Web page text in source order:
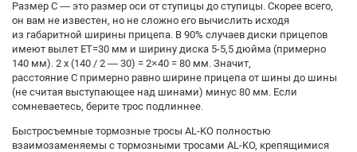
Размер C — это размер оси от ступицы до ступицы. Скорее всего,
он вам не известен, но не сложно его вычислить исходя
из габаритной ширины прицепа. В 90% случаев диски прицепов
имеют вылет ET=30 мм и ширину диска 5-5,5 дюйма (примерно
140 мм). 2 х (140 / 2 — 30) = 2×40 = 80 мм. Значит,
расстояние C примерно равно ширине прицепа от шины до шины
(не считая выступающее над шинами) минус 80 мм. Если
сомневаетесь, берите трос подлиннее.
Быстросъемные тормозные тросы AL-KO полностью
взаимозаменяемы с тормозными тросами AL-KO, крепящимися